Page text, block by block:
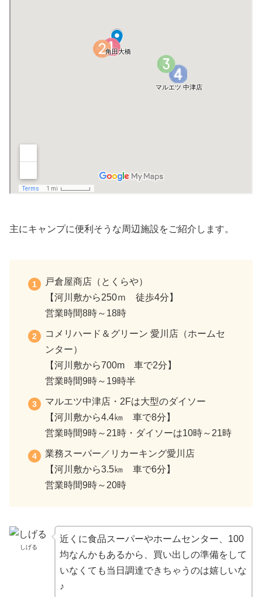
主にキャンプに便利そうな周辺施設をご紹介します。
戸倉屋商店（とくらや）
【河川敷から250ｍ 徒歩4分】
営業時間8時～18時
コメリハード＆グリーン 愛川店（ホームセ
ンター）
【河川敷から700m 車で2分】
営業時間9時～19時半
マルエツ中津店・2Fは大型のダイソー
【河川敷から4.4㎞ 車で8分】
営業時間9時～21時・ダイソーは10時～21時
業務スーパー／リカーキング愛川店
【河川敷から3.5㎞ 車で6分】
営業時間9時～20時
しげる
近くに食品スーパーやホームセンター、100
均なんかもあるから、買い出しの準備をして
いなくても当日調達できちゃうのは嬉しいな
♪